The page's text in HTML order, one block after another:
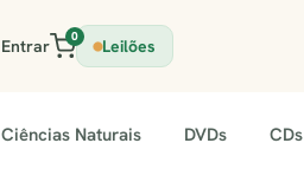
Entrar 0 Leilões
Ciências Naturais DVDs CDs